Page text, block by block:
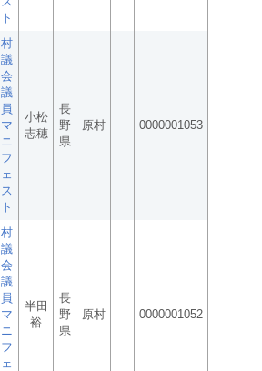
ト
村
議
会
議
員
マ
ニ
フ
ェ
ス
ト
小松
志穂
長
野
県
原村 0000001053
村
議
会
議
員
マ
ニ
フ
ェ
半田
裕
長
野
県
原村 0000001052